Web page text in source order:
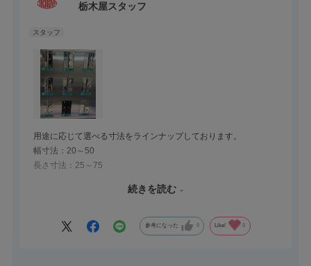
栃木屋スタッフ
用途に応じて選べる寸法をラインナップしております。
幅寸法：20～50
長さ寸法：25～75
様々な加工込みでのご注文も承りますので、お気軽にお声掛け下
続きを読む
参考になった 0 Like! 0